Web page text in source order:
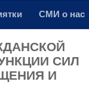
СМИ о нас
СИЛ
И